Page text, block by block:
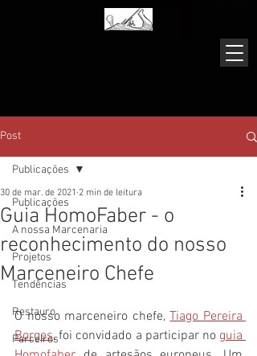
Post
Publicações
A nossa Marcenaria
Projetos
Tendências
Restauro
Parceiros
Publicações
Guia HomoFaber - o
reconhecimento do nosso
Marceneiro Chefe
30 de mar. de 2021 2 min de leitura
O nosso marceneiro chefe, Tiago Pereira
Borges, foi convidado a participar no guia